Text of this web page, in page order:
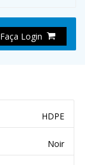
Faça Login
HDPE
Noir